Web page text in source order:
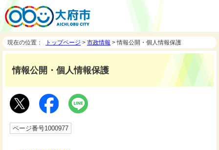
現在の位置： トップページ > 市政情報 > 情報公開・個人情報保護
情報公開・個人情報保護
ページ番号1000977